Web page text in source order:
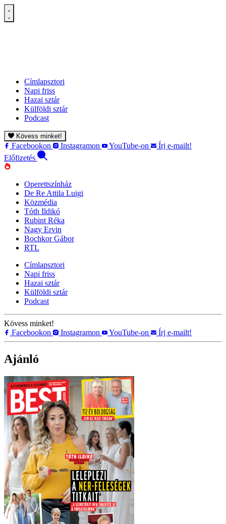
Címlapsztori
Napi friss
Hazai sztár
Külföldi sztár
Podcast
Kövess minket!
Facebookon Instagramon YouTube-on
Írj e-mailt!
Előfizetés
Operettszínház
De Re Attila Luigi
Közmédia
Tóth Ildikó
Rubint Réka
Nagy Ervin
Bochkor Gábor
RTL
Címlapsztori
Napi friss
Hazai sztár
Külföldi sztár
Podcast
Kövess minket!
Facebookon
Instagramon YouTube-on Írj e-mailt!
Ajánló